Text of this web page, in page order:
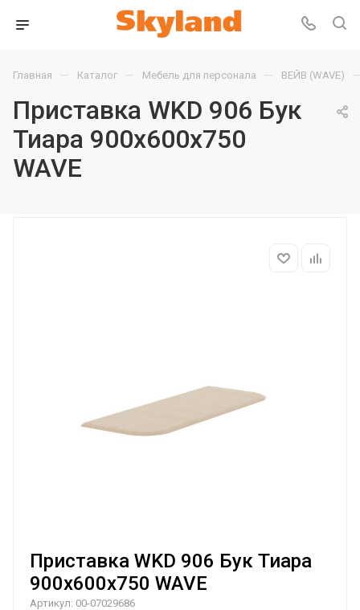
Главная — Каталог — Мебель для персонала — ВЕЙВ (WAVE)
Приставка WKD 906 Бук
Тиара 900х600х750
WAVE
Приставка WKD 906 Бук Тиара
900х600х750 WAVE
Артикул: 00-07029686